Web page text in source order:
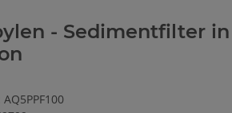
- Sedimentfilter in
AQ5PPF100